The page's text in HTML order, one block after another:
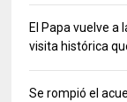
El Papa vuelve a
visita histórica
Se rompió el